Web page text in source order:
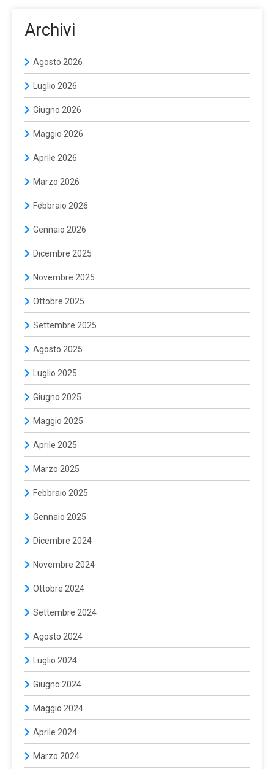
Archivi
Agosto 2026
Luglio 2026
Giugno 2026
Maggio 2026
Aprile 2026
Marzo 2026
Febbraio 2026
Gennaio 2026
Dicembre 2025
Novembre 2025
Ottobre 2025
Settembre 2025
Agosto 2025
Luglio 2025
Giugno 2025
Maggio 2025
Aprile 2025
Marzo 2025
Febbraio 2025
Gennaio 2025
Dicembre 2024
Novembre 2024
Ottobre 2024
Settembre 2024
Agosto 2024
Luglio 2024
Giugno 2024
Maggio 2024
Aprile 2024
Marzo 2024